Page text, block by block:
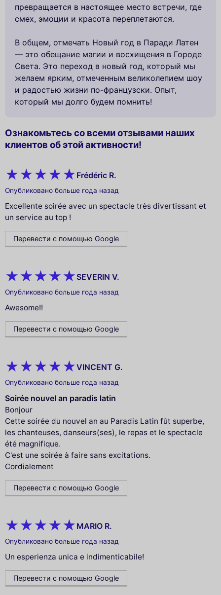
Ознакомьтесь со всеми отзывами наших
клиентов об этой активности!
Frédéric R.
Опубликовано больше года назад
Excellente soirée avec un spectacle très divertissant et
un service au top !
Перевести с помощью Google
SEVERIN V.
Опубликовано больше года назад
Awesome!!
Перевести с помощью Google
VINCENT G.
Опубликовано больше года назад
Soirée nouvel an paradis latin
Bonjour
Cette soirée du nouvel an au Paradis Latin fût superbe,
les chanteuses, danseurs(ses), le repas et le spectacle
été magnifique.
C'est une soirée à faire sans excitations.
Cordialement
Перевести с помощью Google
MARIO R.
Опубликовано больше года назад
Un esperienza unica e indimenticabile!
Перевести с помощью Google
превращается в настоящее место встречи, где
смех, эмоции и красота переплетаются.
В общем, отмечать Новый год в Паради Латен
— это обещание магии и восхищения в Городе
Света. Это переход в новый год, который мы
желаем ярким, отмеченным великолепием шоу
и радостью жизни по-французски. Опыт,
который мы долго будем помнить!